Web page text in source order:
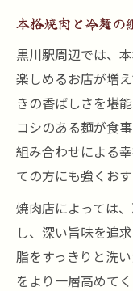
本格焼肉と冷麺の
黒川駅周辺では、
楽しめるお店が増
きの香ばしさを堪
コシのある麺が食
組み合わせによる
ての方にも強くおす
焼肉店によっては
し、深い旨味を追
脂をすっきりと洗
をより一層高めて